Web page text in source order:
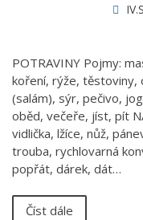
POTRAVINY Pojmy:
koření, rýže, těstoviny,
(salám), sýr, pečivo,
oběd, večeře, jíst, pít
vidlička, lžíce, nůž,
trouba, rychlovarná
popřát, dárek, dát…
Číst dále